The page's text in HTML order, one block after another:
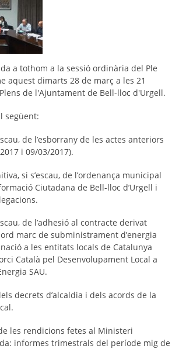
a tothom a la sessió ordinària del Ple
aquest dimarts 28 de març a les 21
de l'Ajuntament de Bell-lloc d'Urgell.
següent:
de l’esborrany de les actes anteriors
i 09/03/2017).
si s’escau, de l’ordenança municipal
Ciutadana de Bell-lloc d’Urgell i
de l’adhesió al contracte derivat
marc de subministrament d’energia
a les entitats locals de Catalunya
Català pel Desenvolupament Local a
SAU.
decrets d’alcaldia i dels acords de la
les rendicions fetes al Ministeri
informes trimestrals del període mig de